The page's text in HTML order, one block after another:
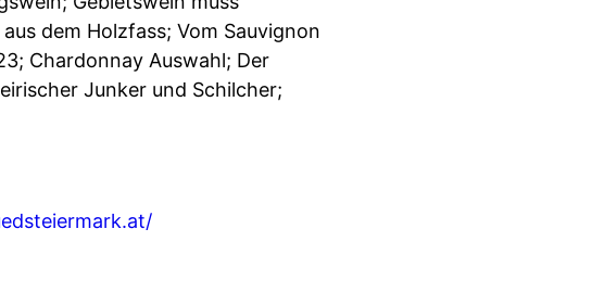
dem Holzfass; Vom Sauvignon
Chardonnay Auswahl; Der
Junker und Schilcher;